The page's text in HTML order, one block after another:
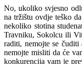
No, ukoliko svjesno
na tržištu ovdje teško
nekoliko stotina
Travniku, Sokolcu ili
raditi, nemojte se čuditi
nemojte misliti da će
konkurencija vam je